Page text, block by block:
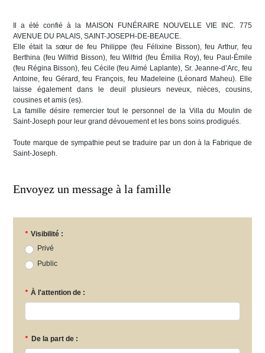
Il a été confié à la MAISON FUNÉRAIRE NOUVELLE VIE INC. 775
AVENUE DU PALAIS, SAINT-JOSEPH-DE-BEAUCE.
Elle était la sœur de feu Philippe (feu Félixine Bisson), feu Arthur, feu
Berthina (feu Wilfrid Bisson), feu Wilfrid (feu Émilia Roy), feu Paul-Émile
(feu Régina Bisson), feu Cécile (feu Aimé Laplante), Sr. Jeanne-d’Arc, feu
Antoine, feu Gérard, feu François, feu Madeleine (Léonard Maheu). Elle
laisse également dans le deuil plusieurs neveux, nièces, cousins,
cousines et amis (es).
La famille désire remercier tout le personnel de la Villa du Moulin de
Saint-Joseph pour leur grand dévouement et les bons soins prodigués.
Toute marque de sympathie peut se traduire par un don à la Fabrique de
Saint-Joseph.
Envoyez un message à la famille
* Visibilité :
Privé
Public
* À l'attention de :
* De la part de :